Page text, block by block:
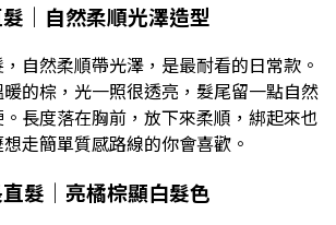
｜自然柔順光澤造型
自然柔順帶光澤，是最耐看的日常款。
的棕，光一照很透亮，髮尾留一點自然
長度落在胸前，放下來柔順，綁起來也
走簡單質感路線的你會喜歡。
髮｜亮橘棕顯白髮色